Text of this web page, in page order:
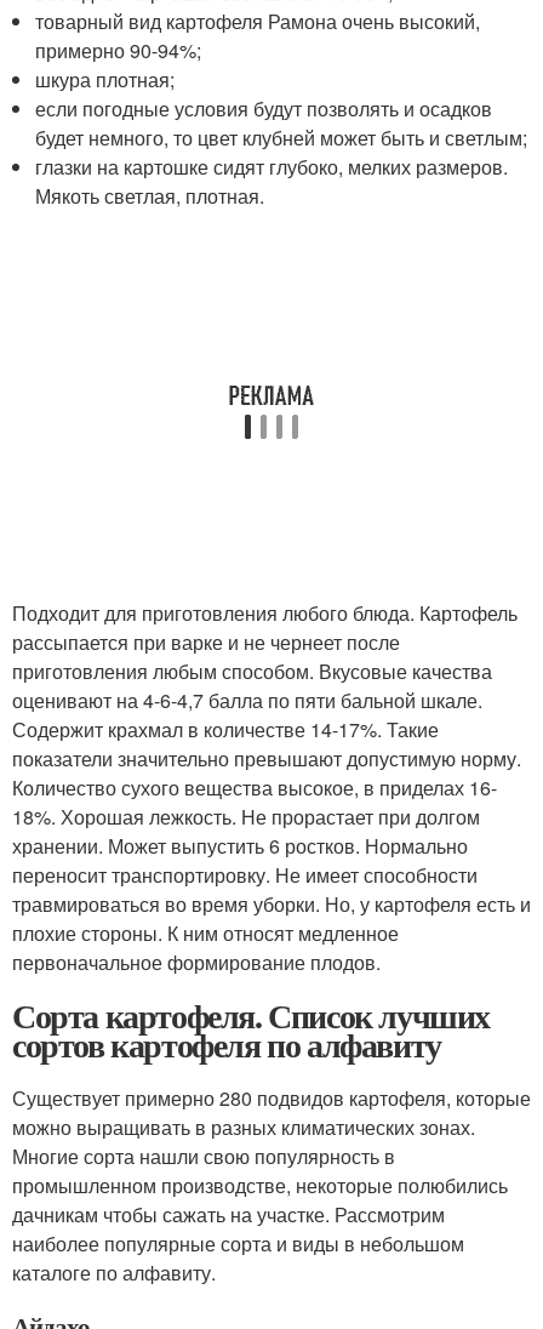
товарный вид картофеля Рамона очень высокий,
примерно 90-94%;
шкура плотная;
если погодные условия будут позволять и осадков
будет немного, то цвет клубней может быть и светлым;
глазки на картошке сидят глубоко, мелких размеров.
Мякоть светлая, плотная.
Подходит для приготовления любого блюда. Картофель
рассыпается при варке и не чернеет после
приготовления любым способом. Вкусовые качества
оценивают на 4-6-4,7 балла по пяти бальной шкале.
Содержит крахмал в количестве 14-17%. Такие
показатели значительно превышают допустимую норму.
Количество сухого вещества высокое, в приделах 16-
18%. Хорошая лежкость. Не прорастает при долгом
хранении. Может выпустить 6 ростков. Нормально
переносит транспортировку. Не имеет способности
травмироваться во время уборки. Но, у картофеля есть и
плохие стороны. К ним относят медленное
первоначальное формирование плодов.
Сорта картофеля. Список лучших
сортов картофеля по алфавиту
Существует примерно 280 подвидов картофеля, которые
можно выращивать в разных климатических зонах.
Многие сорта нашли свою популярность в
промышленном производстве, некоторые полюбились
дачникам чтобы сажать на участке. Рассмотрим
наиболее популярные сорта и виды в небольшом
каталоге по алфавиту.